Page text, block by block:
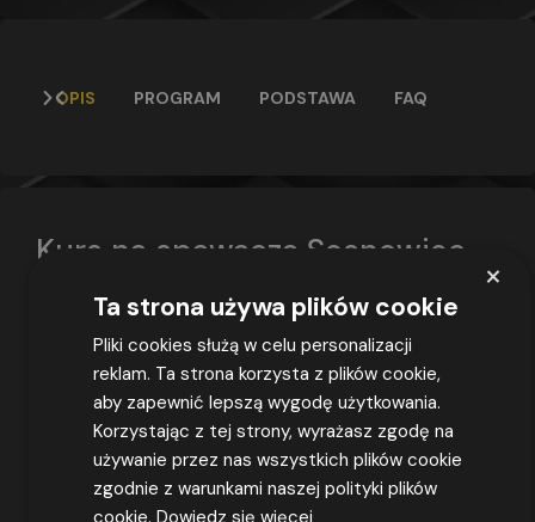
OPIS PROGRAM PODSTAWA FAQ
Kurs na spawacza Sosnowiec
Czas trwania kursu na spawacza to 21 dni.
praktycznych i teoretycznych zakończonych
egzaminem. Po pozytywnym zaliczeniu
egzaminu
kursant otrzymuje książeczkę
lub wpis do posiadanej książeczki
spawacza oraz certyfikat spawacza wg normy
europejskiej
. Nasz ośrodek
×
Ta strona używa plików cookie
Pliki cookies służą w celu personalizacji
reklam. Ta strona korzysta z plików cookie,
aby zapewnić lepszą wygodę użytkowania.
Korzystając z tej strony, wyrażasz zgodę na
używanie przez nas wszystkich plików cookie
zgodnie z warunkami naszej polityki plików
cookie.Dowiedz się więcej